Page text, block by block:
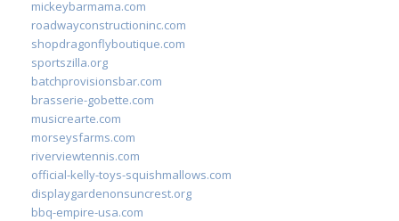
mickeybarmama.com
roadwayconstructioninc.com
shopdragonflyboutique.com
sportszilla.org
batchprovisionsbar.com
brasserie-gobette.com
musicrearte.com
morseysfarms.com
riverviewtennis.com
official-kelly-toys-squishmallows.com
displaygardenonsuncrest.org
bbq-empire-usa.com